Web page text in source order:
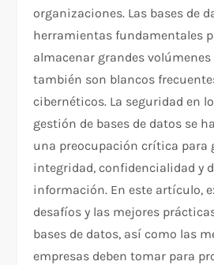
organizaciones. Las bases de
herramientas fundamentales
almacenar grandes volúmenes
también son blancos
cibernéticos. La seguridad en
gestión de bases de datos se
una preocupación crítica para
integridad, confidencialidad y
información. En este artículo,
desafíos y las mejores
bases de datos, así como las
empresas deben tomar para